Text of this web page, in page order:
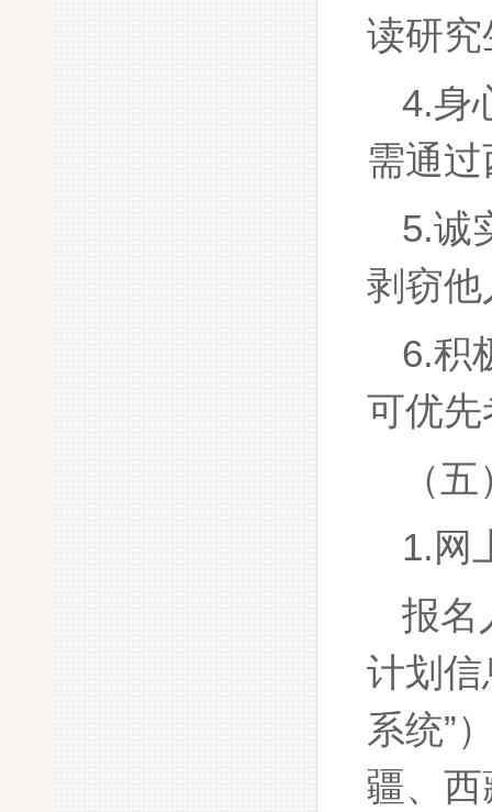
读研
4.身
需通
5.诚
剥窃
6.积
可优
（
1.网
报名
计划
系统”
疆、